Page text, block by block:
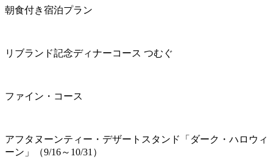
朝食付き宿泊プラン
リブランド記念ディナーコース つむぐ
ファイン・コース
アフタヌーンティー・デザートスタンド「ダーク・ハロウィ
ーン」（9/16～10/31）